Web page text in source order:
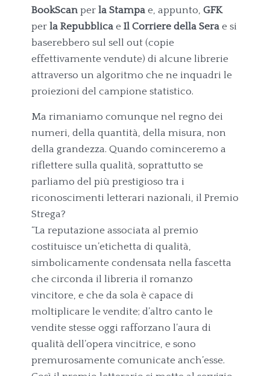
BookScan per la Stampa e, appunto, GFK
per la Repubblica e Il Corriere della Sera e si
baserebbero sul sell out (copie
effettivamente vendute) di alcune librerie
attraverso un algoritmo che ne inquadri le
proiezioni del campione statistico.
Ma rimaniamo comunque nel regno dei
numeri, della quantità, della misura, non
della grandezza. Quando cominceremo a
riflettere sulla qualità, soprattutto se
parliamo del più prestigioso tra i
riconoscimenti letterari nazionali, il Premio
Strega?
“La reputazione associata al premio
costituisce un’etichetta di qualità,
simbolicamente condensata nella fascetta
che circonda il libreria il romanzo
vincitore, e che da sola è capace di
moltiplicare le vendite; d’altro canto le
vendite stesse oggi rafforzano l’aura di
qualità dell’opera vincitrice, e sono
premurosamente comunicate anch’esse.